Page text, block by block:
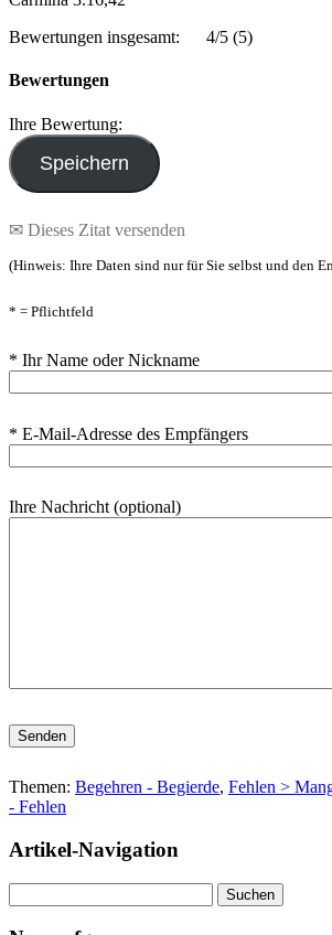
Bewertungen insgesamt:
4/5 (5)
Bewertungen
Ihre Bewertung:
✉ Dieses Zitat versenden
(Hinweis: Ihre Daten sind nur für Sie selbst und den
* = Pflichtfeld
* Ihr Name oder Nickname
* E-Mail-Adresse des Empfängers
Ihre Nachricht (optional)
Bitte lasse dieses Feld leer.
Themen: Begehren - Begierde, Fehlen >
- Fehlen
Artikel-Navigation
nach: